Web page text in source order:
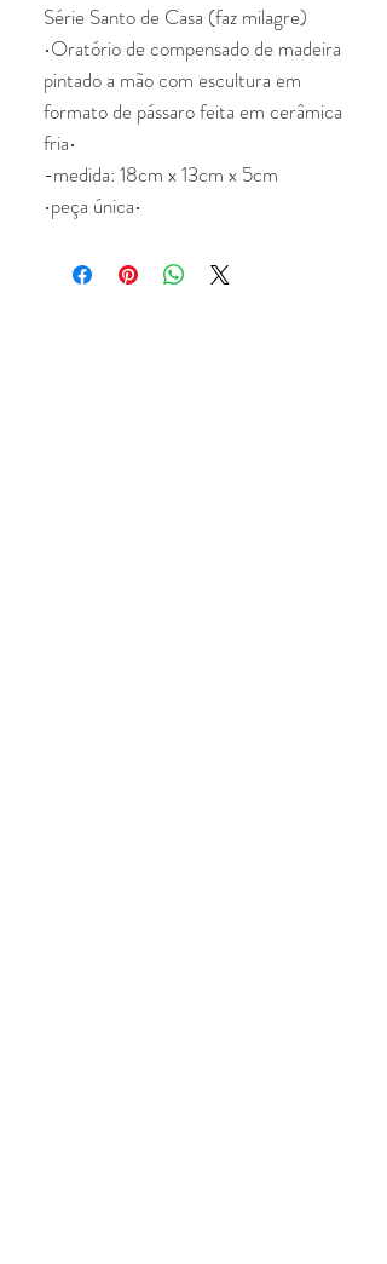
Série Santo de Casa (faz milagre)
•Oratório de compensado de madeira
pintado a mão com escultura em
formato de pássaro feita em cerâmica
fria•
-medida: 18cm x 13cm x 5cm
•peça única•